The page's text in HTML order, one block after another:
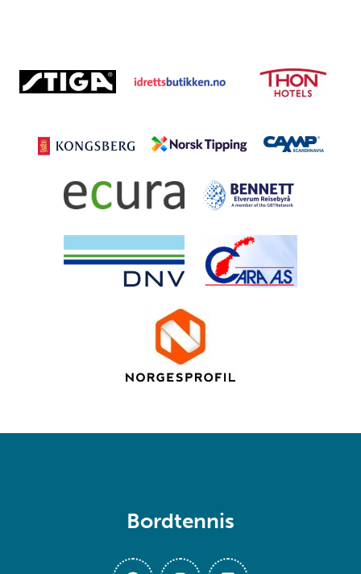
Bordtennis